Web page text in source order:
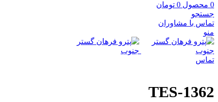
0 محصول 0 تومان
جستجو
تماس با مشاوران
منو
تماس
TES-1362